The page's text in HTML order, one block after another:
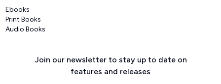
Ebooks
Print Books
Audio Books
Join our newsletter to stay up to date on
features and releases